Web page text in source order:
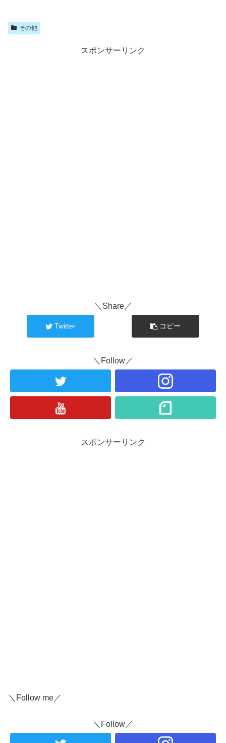
その他
スポンサーリンク
＼Share／
Twitter コピー
＼Follow／
スポンサーリンク
＼Follow me／
＼Follow／